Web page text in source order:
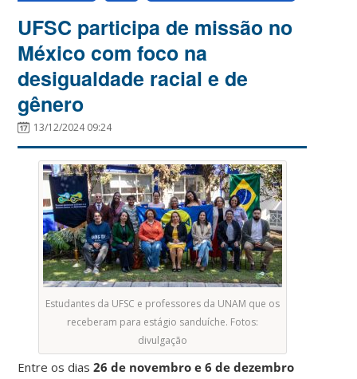
UFSC participa de missão no
México com foco na
desigualdade racial e de
gênero
13/12/2024 09:24
Estudantes da UFSC e professores da UNAM que os
receberam para estágio sanduíche. Fotos:
divulgação
Entre os dias26 de novembro e 6 de dezembro